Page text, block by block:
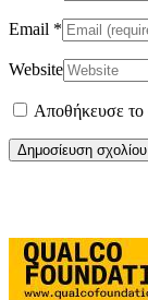
Email *
Website
Αποθήκευσε το